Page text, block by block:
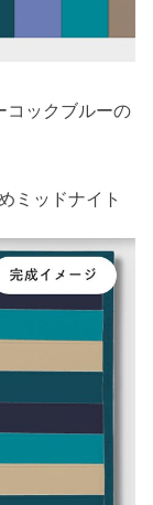
コックブルーの
ミッドナイト